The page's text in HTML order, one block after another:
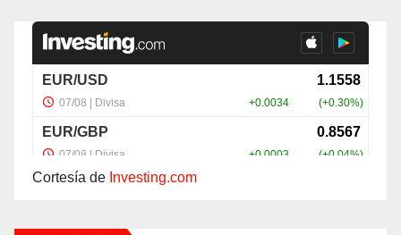
Cortesía de Investing.com